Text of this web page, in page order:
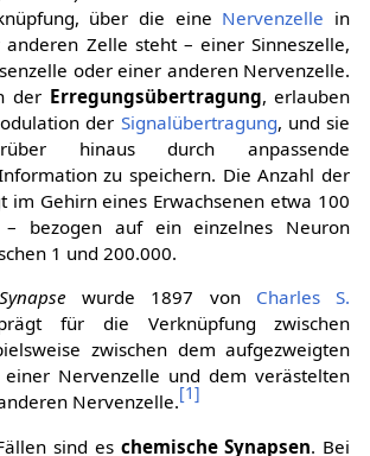
über die eine Nervenzelle in
Zelle steht – einer Sinneszelle,
oder einer anderen Nervenzelle.
der Erregungsübertragung, erlauben
der Signalübertragung, und sie
hinaus durch anpassende
zu speichern. Die Anzahl der
im Gehirn eines Erwachsenen etwa 100
bezogen auf ein einzelnes Neuron
1 und 200.000.
Synapse wurde 1897 von Charles S.
für die Verknüpfung zwischen
zwischen dem aufgezweigten
Nervenzelle und dem verästelten
Nervenzelle.[1]
sind es chemische Synapsen. Bei